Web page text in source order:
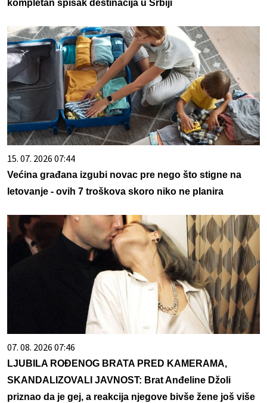
kompletan spisak destinacija u Srbiji
15. 07. 2026 07:44
Većina građana izgubi novac pre nego što stigne na
letovanje - ovih 7 troškova skoro niko ne planira
07. 08. 2026 07:46
LJUBILA ROĐENOG BRATA PRED KAMERAMA,
SKANDALIZOVALI JAVNOST: Brat Anđeline Džoli
priznao da je gej, a reakcija njegove bivše žene još više